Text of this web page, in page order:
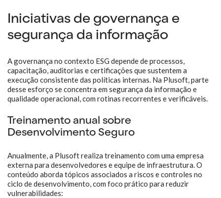
Iniciativas de governança e
segurança da informação
A governança no contexto ESG depende de processos,
capacitação, auditorias e certificações que sustentem a
execução consistente das políticas internas. Na Plusoft, parte
desse esforço se concentra em segurança da informação e
qualidade operacional, com rotinas recorrentes e verificáveis.
Treinamento anual sobre
Desenvolvimento Seguro
Anualmente, a Plusoft realiza treinamento com uma empresa
externa para desenvolvedores e equipe de infraestrutura. O
conteúdo aborda tópicos associados a riscos e controles no
ciclo de desenvolvimento, com foco prático para reduzir
vulnerabilidades: